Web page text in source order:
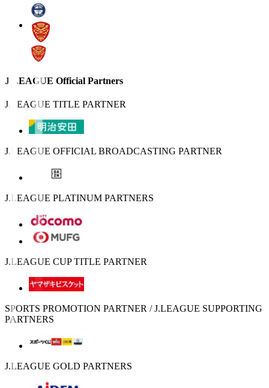
J.LEAGUE Official Partners
J.LEAGUE TITLE PARTNER
J.LEAGUE OFFICIAL BROADCASTING PARTNER
J.LEAGUE PLATINUM PARTNERS
J.LEAGUE CUP TITLE PARTNER
SPORTS PROMOTION PARTNER / J.LEAGUE SUPPORTING
PARTNERS
J.LEAGUE GOLD PARTNERS